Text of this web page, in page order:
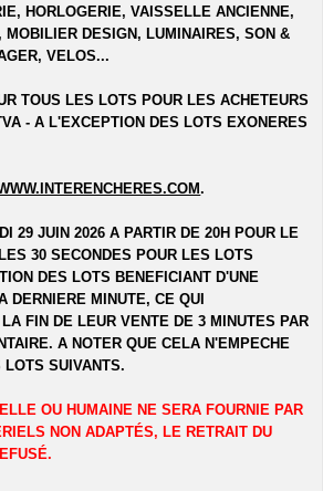
HORLOGERIE, VAISSELLE ANCIENNE,
DESIGN, LUMINAIRES, SON &
VELOS...
TOUS LES LOTS POUR LES ACHETEURS
- A L'EXCEPTION DES LOTS EXONERES
.
29 JUIN 2026 A PARTIR DE 20H POUR LE
30 SECONDES POUR LES LOTS
DES LOTS BENEFICIANT D'UNE
DERNIERE MINUTE, CE QUI
FIN DE LEUR VENTE DE 3 MINUTES PAR
A NOTER QUE CELA N'EMPECHE
LOTS SUIVANTS.
OU HUMAINE NE SERA FOURNIE PAR
NON ADAPTÉS, LE RETRAIT DU